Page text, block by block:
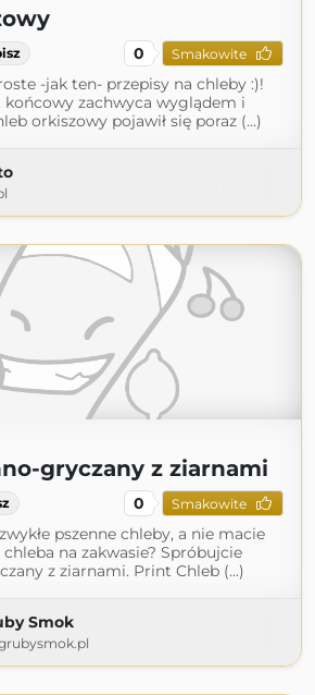
0 Smakowite
-jak ten- przepisy na chleby :)!
końcowy zachwyca wyglądem i
orkiszowy pojawił się poraz (...)
gryczany z ziarnami
0 Smakowite
pszenne chleby, a nie macie
na zakwasie? Spróbujcie
z ziarnami. Print Chleb (...)
Smok